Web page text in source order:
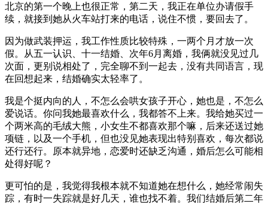
北京的第一个晚上也很正常，第二天，我正在单位办请假手
续，就接到她从火车站打来的电话，说住不惯，要回去了。
因为做武装押运，我工作性质比较特殊，一两个月才放一次
假。从五一认识、十一结婚、次年6月离婚，我俩就没见过几
次面，更别说相处了，完全聊不到一起去，没有共同语言，现
在回想起来，结婚确实太轻率了。
我是个挺内向的人，不怎么会哄女孩子开心，她也是，不怎么
爱说话。你问我她最喜欢什么，我都答不上来。我给她买过一
个两米高的毛绒大熊，小女生不都喜欢那个嘛，后来还送过她
项链，以及一个手机，但也没见她表现出特别喜欢，每次都说
还行还行。原本就异地，恋爱时还缺乏沟通，婚后怎么可能相
处得好呢？
更可怕的是，我觉得我根本就不知道她在想什么，她经常闹失
踪，有时一失踪就是好几天，谁也找不着。我们结婚后第二年